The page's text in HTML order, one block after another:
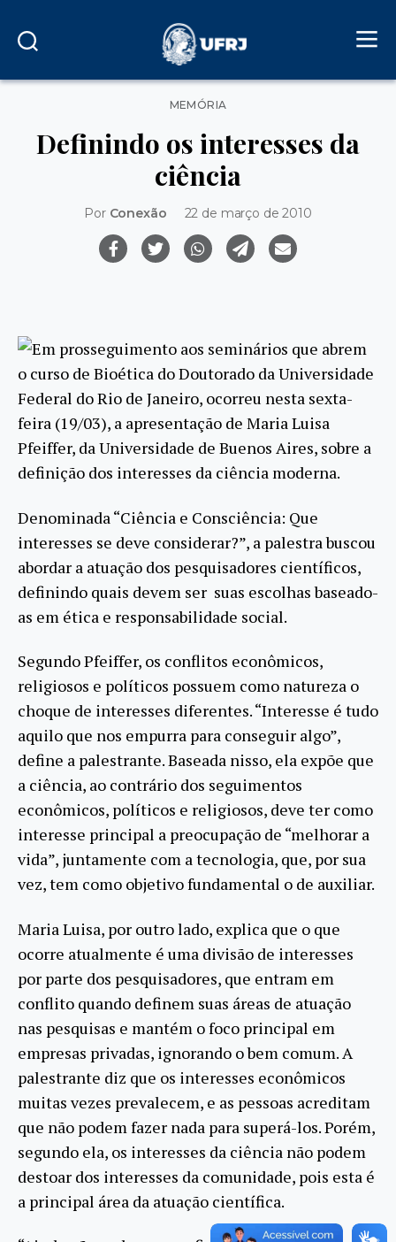
Categorias
MEMÓRIA
Definindo os interesses da
ciência
Por Conexão 22 de março de 2010
Em prosseguimento aos seminários que abrem
o curso de Bioética do Doutorado da Universidade
Federal do Rio de Janeiro, ocorreu nesta sexta-
feira (19/03), a apresentação de Maria Luisa
Pfeiffer, da Universidade de Buenos Aires, sobre a
definição dos interesses da ciência moderna.
Denominada “Ciência e Consciência: Que
interesses se deve considerar?”, a palestra buscou
abordar a atuação dos pesquisadores científicos,
definindo quais devem ser suas escolhas baseado-
as em ética e responsabilidade social.
Segundo Pfeiffer, os conflitos econômicos,
religiosos e políticos possuem como natureza o
choque de interesses diferentes. “Interesse é tudo
aquilo que nos empurra para conseguir algo”,
define a palestrante. Baseada nisso, ela expõe que
a ciência, ao contrário dos seguimentos
econômicos, políticos e religiosos, deve ter como
interesse principal a preocupação de “melhorar a
vida”, juntamente com a tecnologia, que, por sua
vez, tem como objetivo fundamental o de auxiliar.
Maria Luisa, por outro lado, explica que o que
ocorre atualmente é uma divisão de interesses
por parte dos pesquisadores, que entram em
conflito quando definem suas áreas de atuação
nas pesquisas e mantém o foco principal em
empresas privadas, ignorando o bem comum. A
palestrante diz que os interesses econômicos
muitas vezes prevalecem, e as pessoas acreditam
que não podem fazer nada para superá-los. Porém,
segundo ela, os interesses da ciência não podem
destoar dos interesses da comunidade, pois esta é
a principal área da atuação científica.